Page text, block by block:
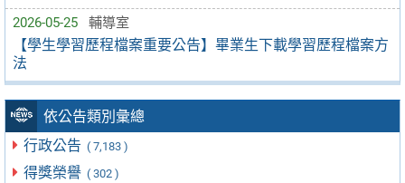
2026-05-25 輔導室
【學生學習歷程檔案重要公告】畢業生下載學習歷程檔案方
法
依公告類別彙總
行政公告 ( 7,183 )
得獎榮譽 ( 302 )